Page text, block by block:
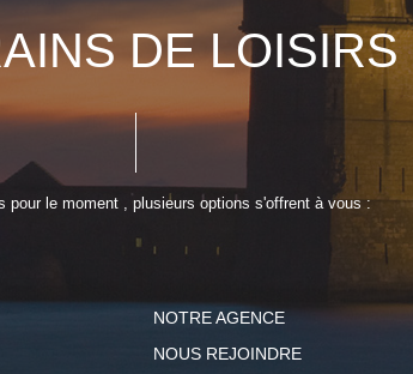
DE LOISIRS
pour le moment , plusieurs options s'offrent à vous :
NOTRE AGENCE
NOUS REJOINDRE